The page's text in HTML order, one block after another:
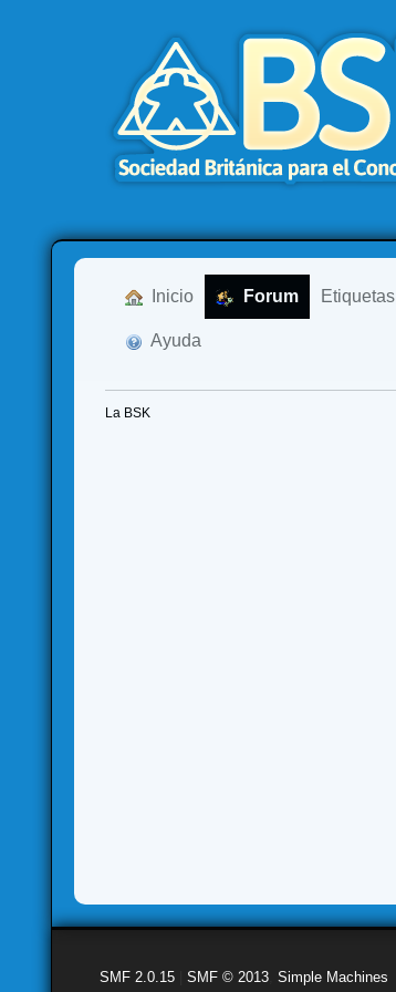
Inicio Forum Etiquetas
Ayuda
La BSK
SMF 2.0.15 |SMF © 2013 ,Simple Machines